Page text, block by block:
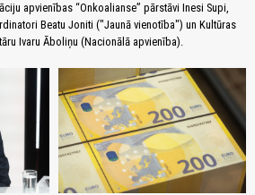
apvienības “Onkoalianse” pārstāvi Inesi Supi,
Beatu Joniti ("Jaunā vienotība") un Kultūras
Ivaru Āboliņu (Nacionālā apvienība).